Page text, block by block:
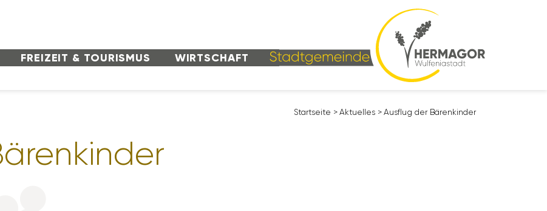
FREI­ZEIT & TOURISMUS WIRT­SCHAFT
Start­seite > Aktu­elles > Ausflug der Bären­kinder